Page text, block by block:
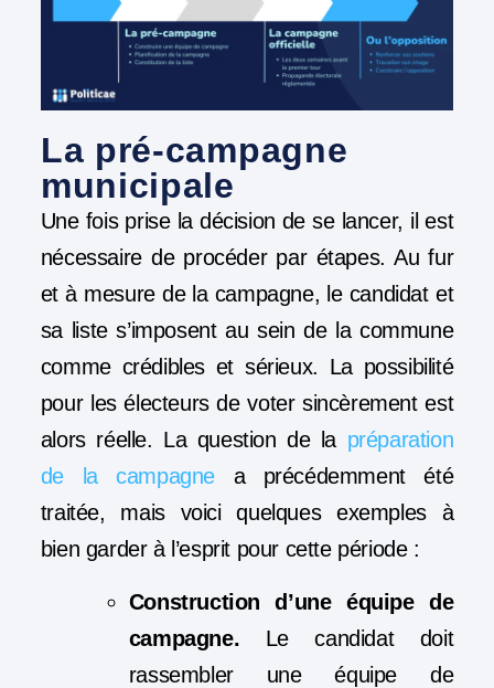
La pré-campagne
municipale
Une fois prise la décision de se lancer, il est
nécessaire de procéder par étapes. Au fur
et à mesure de la campagne, le candidat et
sa liste s’imposent au sein de la commune
comme crédibles et sérieux. La possibilité
pour les électeurs de voter sincèrement est
alors réelle. La question de la préparation
de la campagne a précédemment été
traitée, mais voici quelques exemples à
bien garder à l’esprit pour cette période :
Construction d’une équipe de
campagne. Le candidat doit
rassembler une équipe de